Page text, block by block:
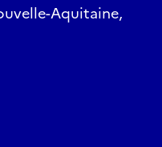
Aquitaine,